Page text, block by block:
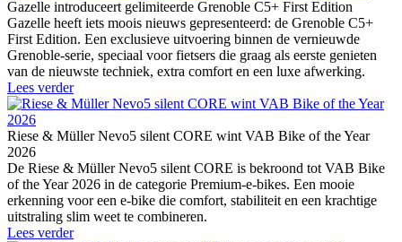
Gazelle introduceert gelimiteerde Grenoble C5+ First Edition
Gazelle heeft iets moois nieuws gepresenteerd: de Grenoble C5+
First Edition. Een exclusieve uitvoering binnen de vernieuwde
Grenoble-serie, speciaal voor fietsers die graag als eerste genieten
van de nieuwste techniek, extra comfort en een luxe afwerking.
Lees verder
Riese & Müller Nevo5 silent CORE wint VAB Bike of the Year
2026
De Riese & Müller Nevo5 silent CORE is bekroond tot VAB Bike
of the Year 2026 in de categorie Premium-e-bikes. Een mooie
erkenning voor een e-bike die comfort, stabiliteit en een krachtige
uitstraling slim weet te combineren.
Lees verder